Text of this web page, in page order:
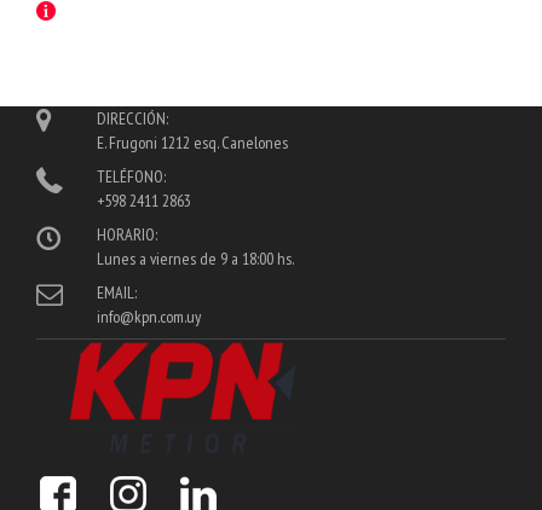
DIRECCIÓN:
E. Frugoni 1212 esq. Canelones
TELÉFONO:
+598 2411 2863
HORARIO:
Lunes a viernes de 9 a 18:00 hs.
EMAIL:
info@kpn.com.uy